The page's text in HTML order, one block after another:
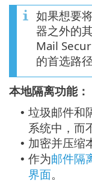
如果想要
器之外的
Mail
的首选路径
本地隔离功能：
• 垃圾邮件和
系统中，而
• 加密并压缩
• 作为邮件隔
界面。